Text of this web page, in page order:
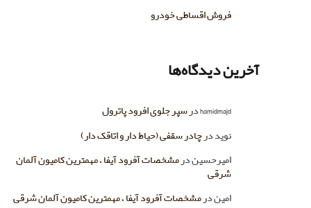
فروش اقساطی خودرو
آخرین دیدگاه‌ها
hamidmajdدرسپر جلوی افرود پاترول
نویددرچادر سقفی (حیاط دار و اتاقک دار)
امیرحسیندرمشخصات آفرود آیفا ، مهمترین کامیون آلمان
شرقی
امیندرمشخصات آفرود آیفا ، مهمترین کامیون آلمان شرقی